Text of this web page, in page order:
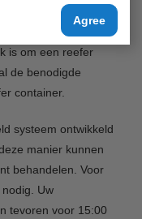
Agree
het PTI-en van
Smith-Holland. Dit
is om een reefer
de benodigde
container.
systeem ontwikkeld
manier kunnen
behandelen. Voor
Uw
tevoren voor 15:00